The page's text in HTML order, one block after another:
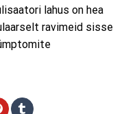
lahus on hea
ravimeid sisse